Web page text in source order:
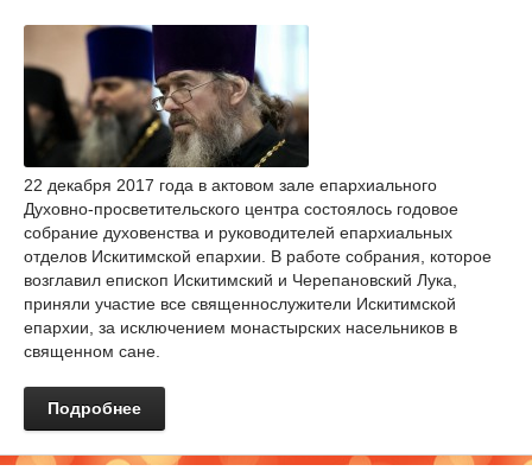
22 декабря 2017 года в актовом зале епархиального
Духовно-просветительского центра состоялось годовое
собрание духовенства и руководителей епархиальных
отделов Искитимской епархии. В работе собрания, которое
возглавил епископ Искитимский и Черепановский Лука,
приняли участие все священнослужители Искитимской
епархии, за исключением монастырских насельников в
священном сане.
Подробнее